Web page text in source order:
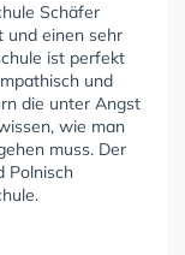
Schäfer
und einen sehr
ist perfekt
und
die unter Angst
wie man
muss. Der
Polnisch